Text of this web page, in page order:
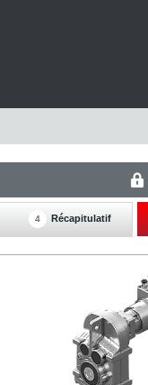
4 Récapitulatif